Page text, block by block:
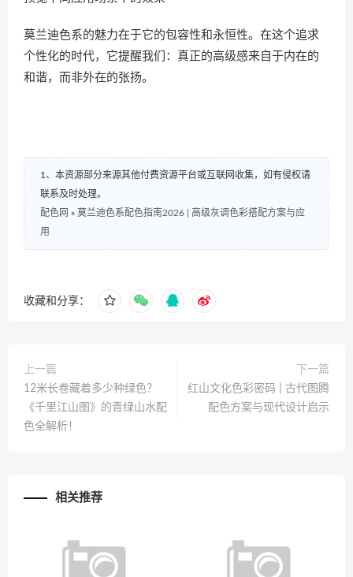
莫兰迪色系的魅力在于它的包容性和永恒性。在这个追求
个性化的时代，它提醒我们：真正的高级感来自于内在的
和谐，而非外在的张扬。
1、本资源部分来源其他付费资源平台或互联网收集，如有侵权请
联系及时处理。
配色网 » 莫兰迪色系配色指南2026 | 高级灰调色彩搭配方案与应
用
收藏和分享：
上一篇
12米长卷藏着多少种绿色？
《千里江山图》的青绿山水配
色全解析！
下一篇
红山文化色彩密码 | 古代图腾
配色方案与现代设计启示
相关推荐